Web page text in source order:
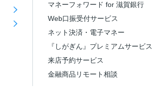
マネーフォワード for 滋賀銀行
Web口振受付サービス
ネット決済・電子マネー
『しがぎん』プレミアムサービス
来店予約サービス
金融商品リモート相談